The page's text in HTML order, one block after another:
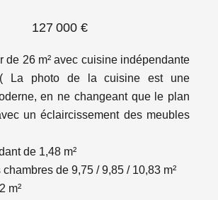
127 000 €
de 26 m² avec cuisine indépendante
La photo de la cuisine est une
en ne changeant que le plan
un éclaircissement des meubles
de 1,48 m²
chambres de 9,75 / 9,85 / 10,83 m²
m²